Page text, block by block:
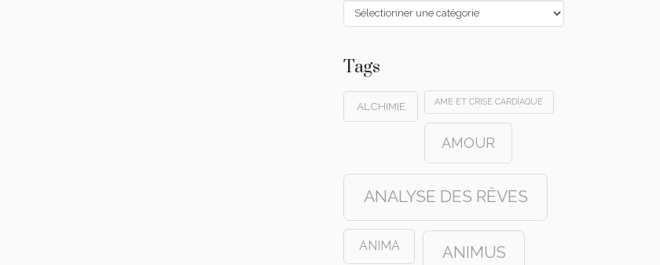
Catégories
Tags
ALCHIMIE AME ET CRISE CARDIAQUE
AMOUR
ANALYSE DES RÊVES
ANIMA ANIMUS